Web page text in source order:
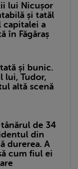
lui Nicușor
și tatăl
capitalei a
în Făgăraș
și bunic.
lui, Tudor,
altă scenă
de 34
din
durerea. A
cum fiul ei